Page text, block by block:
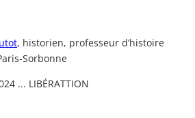
, historien, professeur d’histoire
Sorbonne
... LIBÉRATTION